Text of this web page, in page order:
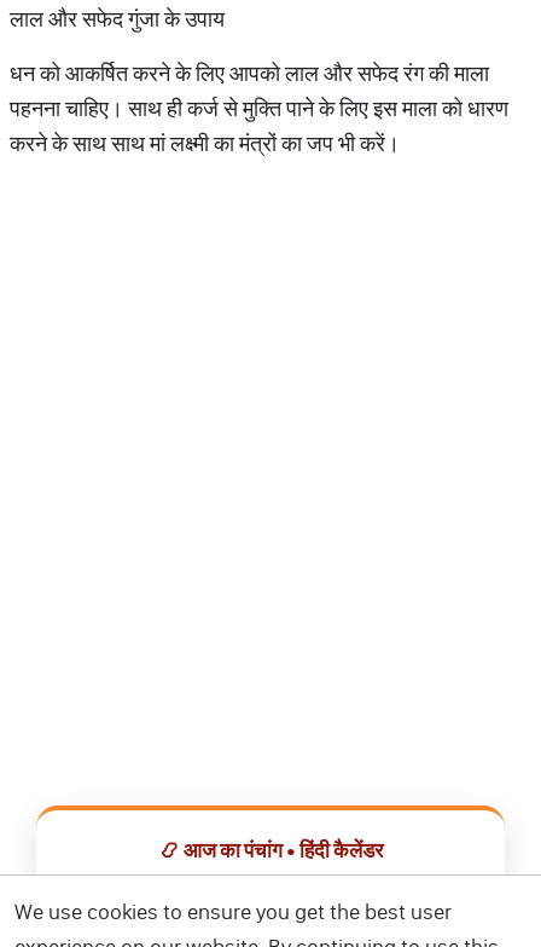
लाल और सफेद गुंजा के उपाय
धन को आकर्षित करने के लिए आपको लाल और सफेद रंग की माला
पहनना चाहिए। साथ ही कर्ज से मुक्ति पाने के लिए इस माला को धारण
करने के साथ साथ मां लक्ष्मी का मंत्रों का जप भी करें।
📿 आज का पंचांग • हिंदी कैलेंडर
We use cookies to ensure you get the best user